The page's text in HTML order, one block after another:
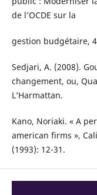
de l’OCDE sur la
gestion budgétaire,
Sedjari, A. (2008).
changement, ou,
L’Harmattan.
Kano, Noriaki. « A
american firms »,
(1993): 12-31.